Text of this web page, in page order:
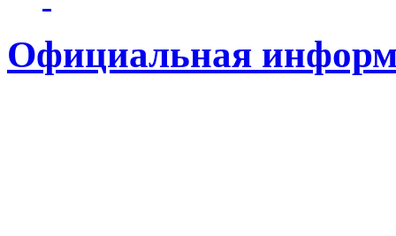
Официальная